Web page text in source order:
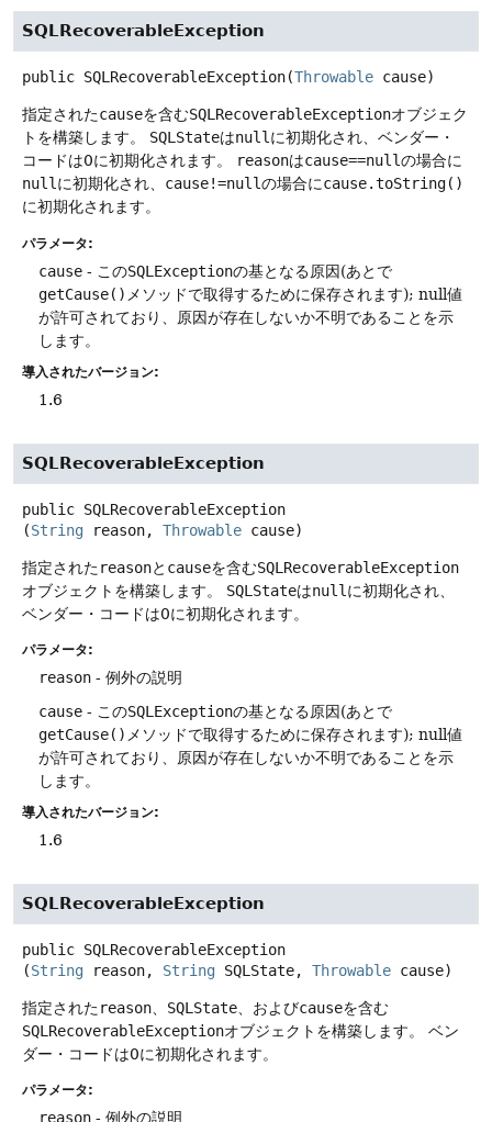
SQLRecoverableException
public SQLRecoverableException(Throwable cause)
指定されたcauseを含むSQLRecoverableExceptionオブジェク
トを構築します。
SQLStateはnullに初期化され、ベンダー・
コードは0に初期化されます。
reasonはcause==nullの場合に
nullに初期化され、 cause!=nullの場合にcause.toString()
に初期化されます。
パラメータ:
cause - このSQLExceptionの基となる原因(あとで
getCause() メソッドで取得するために保存されます); null値
が許可されており、原因が存在しないか不明であることを示
します。
導入されたバージョン:
1.6
SQLRecoverableException
public SQLRecoverableException
(String reason, Throwable cause)
指定されたreasonと causeを含むSQLRecoverableException
オブジェクトを構築します。
SQLStateはnull に初期化され、
ベンダー・コードは0に初期化されます。
パラメータ:
reason - 例外の説明
cause - このSQLExceptionの基となる原因(あとで
getCause() メソッドで取得するために保存されます); null値
が許可されており、原因が存在しないか不明であることを示
します。
導入されたバージョン:
1.6
SQLRecoverableException
public SQLRecoverableException
(String reason, String SQLState, Throwable cause)
指定されたreason SQLState 、およびcauseを含む
SQLRecoverableExceptionオブジェクトを構築します。
ベン
ダー・コードは0に初期化されます。
パラメータ:
reason - 例外の説明